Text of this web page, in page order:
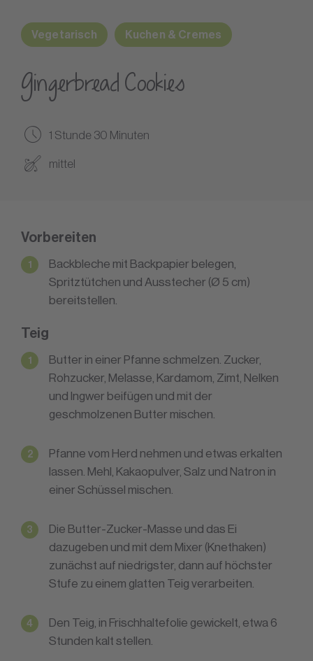
Vegetarisch Kuchen & Cremes
Gingerbread Cookies
1 Stunde 30 Minuten
mittel
Vorbereiten
Backbleche mit Backpapier belegen,
Spritztütchen und Ausstecher (Ø 5 cm)
bereitstellen.
Teig
Butter in einer Pfanne schmelzen. Zucker,
Rohzucker, Melasse, Kardamom, Zimt, Nelken
und Ingwer beifügen und mit der
geschmolzenen Butter mischen.
Pfanne vom Herd nehmen und etwas erkalten
lassen. Mehl, Kakaopulver, Salz und Natron in
einer Schüssel mischen.
Die Butter-Zucker-Masse und das Ei
dazugeben und mit dem Mixer (Knethaken)
zunächst auf niedrigster, dann auf höchster
Stufe zu einem glatten Teig verarbeiten.
Den Teig, in Frischhaltefolie gewickelt, etwa 6
Stunden kalt stellen.